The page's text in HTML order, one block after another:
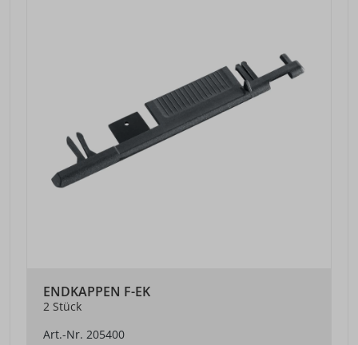
ENDKAPPEN F-EK
2 Stück
Art.-Nr. 205400